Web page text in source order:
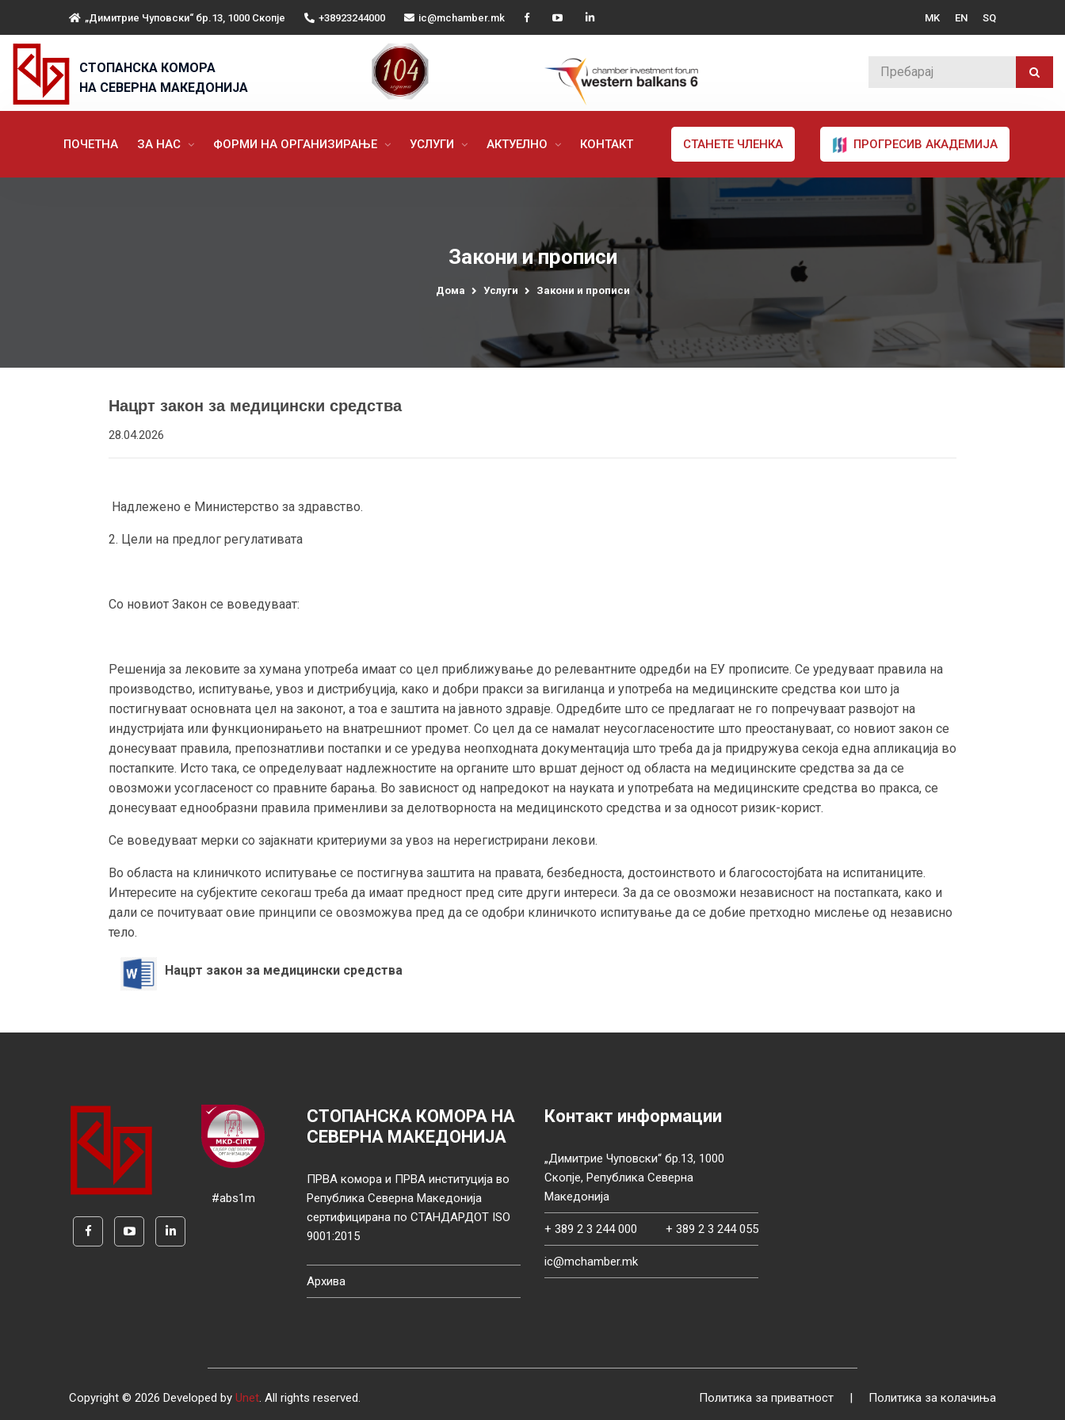
„Димитрие Чуповски“ бр.13, 1000 Скопје +38923244000 ic@mchamber.mk MK EN SQ
СТОПАНСКА КОМОРА
НА СЕВЕРНА МАКЕДОНИЈА
ПОЧЕТНА ЗА НАС ФОРМИ НА ОРГАНИЗИРАЊЕ УСЛУГИ АКТУЕЛНО КОНТАКТ СТАНЕТЕ ЧЛЕНКА ПРОГРЕСИВ АКАДЕМИЈА
Закони и прописи
Дома Услуги Закони и прописи
Нацрт закон за медицински средства
28.04.2026
Надлежено е Министерство за здравство.
2. Цели на предлог регулативата
Со новиот Закон се воведуваат:
Решенија за лековите за хумана употреба имаат со цел приближување до релевантните одредби на ЕУ прописите. Се уредуваат правила на
производство, испитување, увоз и дистрибуција, како и добри пракси за вигиланца и употреба на медицинските средства кои што ја
постигнуваат основната цел на законот, а тоа е заштита на јавното здравје. Одредбите што се предлагаат не го попречуваат развојот на
индустријата или функционирањето на внатрешниот промет. Со цел да се намалат неусогласеностите што преостануваат, со новиот закон се
донесуваат правила, препознатливи постапки и се уредува неопходната документација што треба да ја придружува секоја една апликација во
постапките. Исто така, се определуваат надлежностите на органите што вршат дејност од областа на медицинските средства за да се
овозможи усогласеност со правните барања. Во зависност од напредокот на науката и употребата на медицинските средства во пракса, се
донесуваат еднообразни правила применливи за делотворноста на медицинското средства и за односот ризик-корист.
Се воведуваат мерки со зајакнати критериуми за увоз на нерегистрирани лекови.
Во областа на клиничкото испитување се постигнува заштита на правата, безбедноста, достоинството и благосостојбата на испитаниците.
Интересите на субјектите секогаш треба да имаат предност пред сите други интереси. За да се овозможи независност на постапката, како и
дали се почитуваат овие принципи се овозможува пред да се одобри клиничкото испитување да се добие претходно мислење од независно
тело.
Нацрт закон за медицински средства
#abs1m
СТОПАНСКА КОМОРА НА
СЕВЕРНА МАКЕДОНИЈА
ПРВА комора и ПРВА институција во
Република Северна Македонија
сертифицирана по СТАНДАРДОТ ISO
9001:2015
Архива
Контакт информации
„Димитрие Чуповски“ бр.13, 1000
Скопје, Република Северна
Македонија
+ 389 2 3 244 000 + 389 2 3 244 055
ic@mchamber.mk
Copyright © 2026 Developed by Unet. All rights reserved. Политика за приватност | Политика за колачиња